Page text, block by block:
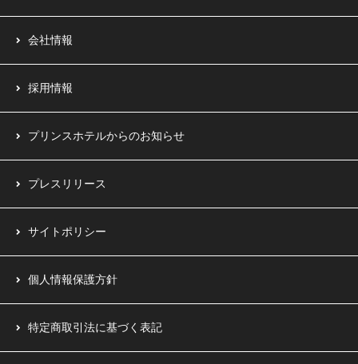
会社情報
採用情報
プリンスホテルからのお知らせ
プレスリリース
サイトポリシー
個人情報保護方針
特定商取引法に基づく表記